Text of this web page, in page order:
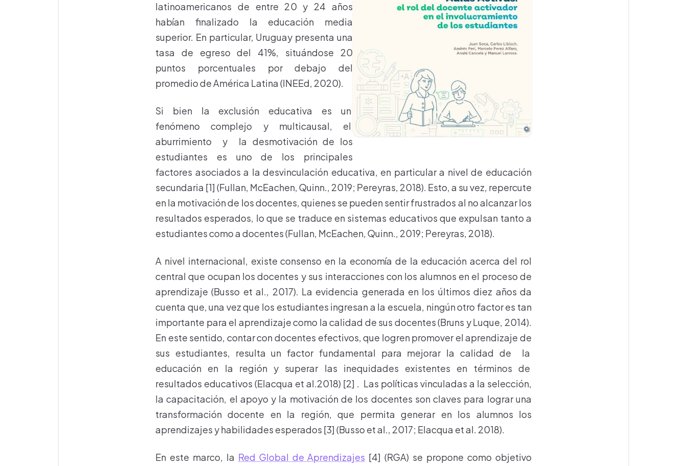
latinoamericanos de entre 20 y 24 años
habían finalizado la educación media
superior. En particular, Uruguay presenta una
tasa de egreso del 41%, situándose 20
puntos porcentuales por debajo del
promedio de América Latina (INEEd, 2020).
Si bien la exclusión educativa es un
fenómeno complejo y multicausal, el
aburrimiento y la desmotivación de los
estudiantes es uno de los principales
factores asociados a la desvinculación educativa, en particular a nivel de educación
secundaria [1] (Fullan, McEachen, Quinn., 2019; Pereyras, 2018). Esto, a su vez, repercute
en la motivación de los docentes, quienes se pueden sentir frustrados al no alcanzar los
resultados esperados, lo que se traduce en sistemas educativos que expulsan tanto a
estudiantes como a docentes (Fullan, McEachen, Quinn., 2019; Pereyras, 2018).
A nivel internacional, existe consenso en la economía de la educación acerca del rol
central que ocupan los docentes y sus interacciones con los alumnos en el proceso de
aprendizaje (Busso et al., 2017). La evidencia generada en los últimos diez años da
cuenta que, una vez que los estudiantes ingresan a la escuela, ningún otro factor es tan
importante para el aprendizaje como la calidad de sus docentes (Bruns y Luque, 2014).
En este sentido, contar con docentes efectivos, que logren promover el aprendizaje de
sus estudiantes, resulta un factor fundamental para mejorar la calidad de la
educación en la región y superar las inequidades existentes en términos de
resultados educativos (Elacqua et al.2018) [2] . Las políticas vinculadas a la selección,
la capacitación, el apoyo y la motivación de los docentes son claves para lograr una
transformación docente en la región, que permita generar en los alumnos los
aprendizajes y habilidades esperados [3] (Busso et al., 2017; Elacqua et al. 2018).
En este marco, la Red Global de Aprendizajes [4] (RGA) se propone como objetivo